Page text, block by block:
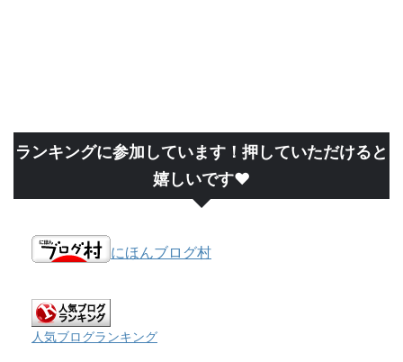
ランキングに参加しています！押していただけると
嬉しいです❤
にほんブログ村
人気ブログランキング